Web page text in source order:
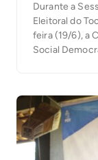
Durante a
Eleitoral do
feira (19/6), a
Social
e devolução